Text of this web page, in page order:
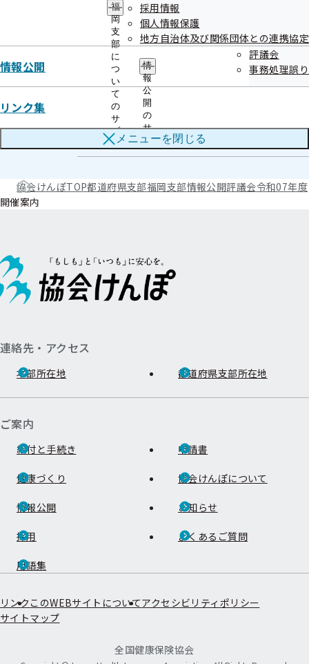
福
岡
支
部
に
つ
い
て
の
サ
ブ
メ
ニ
ー
採用情報
個人情報保護
地方自治体及び関係団体との連携協定
情報公開
情
報
公
開
の
サ
ブ
メ
ー
評議会
事務処理誤り
リンク集
メニューを閉じる
令和07年度 第01回
令和07年度 第02回
令和07年度 第03回
協会けんぽTOP都道府県支部福岡支部情報公開評議会令和07年度
開催案内
連絡先・アクセス
本部所在地 都道府県支部所在地
ご案内
給付と手続き 申請書
健康づくり 協会けんぽについて
情報公開 お知らせ
採用 よくあるご質問
用語集
リンク このWEBサイトについてアクセシビリティポリシー
サイトマップ
全国健康保険協会